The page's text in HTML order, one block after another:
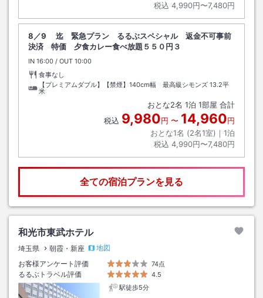
税込 4,990円〜7,480円
8／9 迄 緊急プラン るるぶスペシャル 返金不可事前
決済 特価 夕食カレー食べ放題５５０円３
IN チェックイン
16:00 / OUT チェックアウト
10:00
食事なし
【プレミアムダブル】【禁煙】140cm幅 最高級シモンズ 13.2平
米
おとな2名 1泊 1部屋 合計
税込 9,980円 〜 14,960円
おとな1名 (2名1室)｜ 1泊
税込 4,990円〜7,480円
全ての宿泊プランを見る
和光市東武ホテル
埼玉県 朝霞・新座
地図
お客様アンケート評価
74点
るるぶトラベル評価
4.5
駅徒歩5分